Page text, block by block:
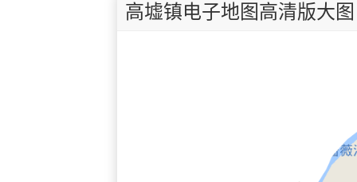
高墟镇电子地图高清版大图